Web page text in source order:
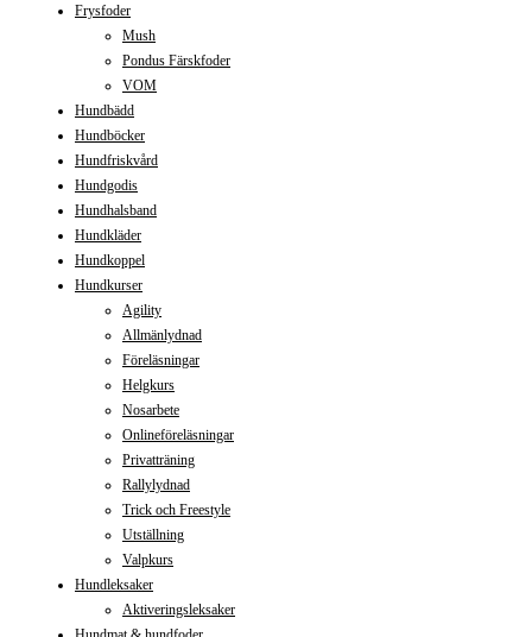
Frysfoder
Mush
Pondus Färskfoder
VOM
Hundbädd
Hundböcker
Hundfriskvård
Hundgodis
Hundhalsband
Hundkläder
Hundkoppel
Hundkurser
Agility
Allmänlydnad
Föreläsningar
Helgkurs
Nosarbete
Onlineföreläsningar
Privatträning
Rallylydnad
Trick och Freestyle
Utställning
Valpkurs
Hundleksaker
Aktiveringsleksaker